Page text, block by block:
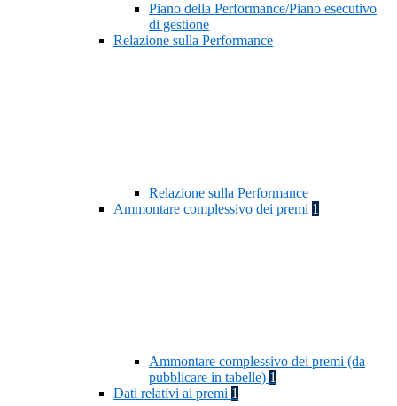
Piano della Performance/Piano esecutivo
di gestione
Relazione sulla Performance
Relazione sulla Performance
Ammontare complessivo dei premi 1
Ammontare complessivo dei premi (da
pubblicare in tabelle) 1
Dati relativi ai premi 1